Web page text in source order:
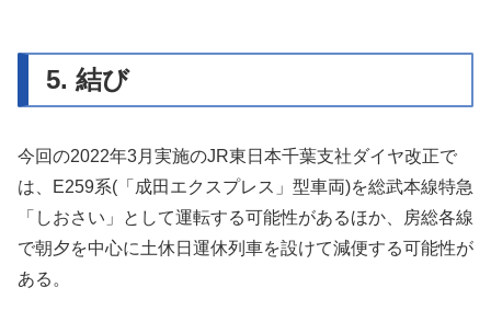
5. 結び
今回の2022年3月実施のJR東日本千葉支社ダイヤ改正で
は、E259系(「成田エクスプレス」型車両)を総武本線特急
「しおさい」として運転する可能性があるほか、房総各線
で朝夕を中心に土休日運休列車を設けて減便する可能性が
ある。